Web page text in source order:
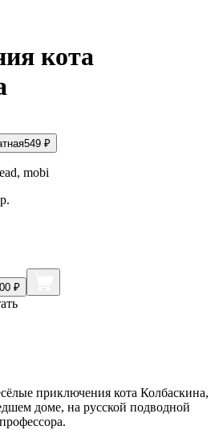
кота
549 ₽
mobi
₽
приключения кота Колбаскина,
доме, на русской подводной